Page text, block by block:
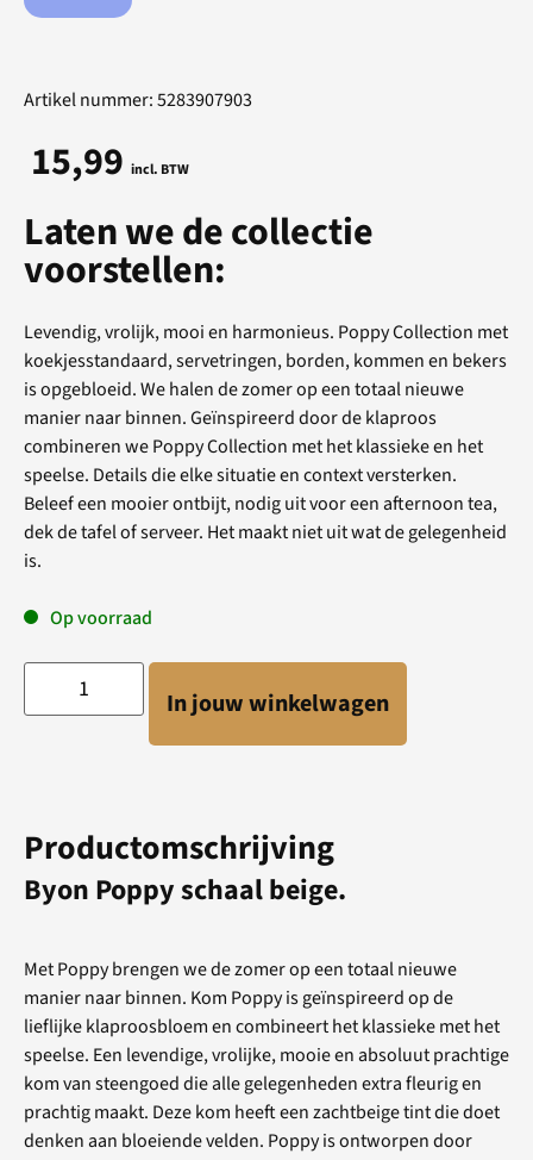
Artikel nummer: 5283907903
15,99 incl. BTW
Laten we de collectie
voorstellen:
Levendig, vrolijk, mooi en harmonieus. Poppy Collection met
koekjesstandaard, servetringen, borden, kommen en bekers
is opgebloeid. We halen de zomer op een totaal nieuwe
manier naar binnen. Geïnspireerd door de klaproos
combineren we Poppy Collection met het klassieke en het
speelse. Details die elke situatie en context versterken.
Beleef een mooier ontbijt, nodig uit voor een afternoon tea,
dek de tafel of serveer. Het maakt niet uit wat de gelegenheid
is.
Op voorraad
In jouw winkelwagen
Productomschrijving
Byon Poppy schaal beige.
Met Poppy brengen we de zomer op een totaal nieuwe
manier naar binnen. Kom Poppy is geïnspireerd op de
lieflijke klaproosbloem en combineert het klassieke met het
speelse. Een levendige, vrolijke, mooie en absoluut prachtige
kom van steengoed die alle gelegenheden extra fleurig en
prachtig maakt. Deze kom heeft een zachtbeige tint die doet
denken aan bloeiende velden. Poppy is ontworpen door